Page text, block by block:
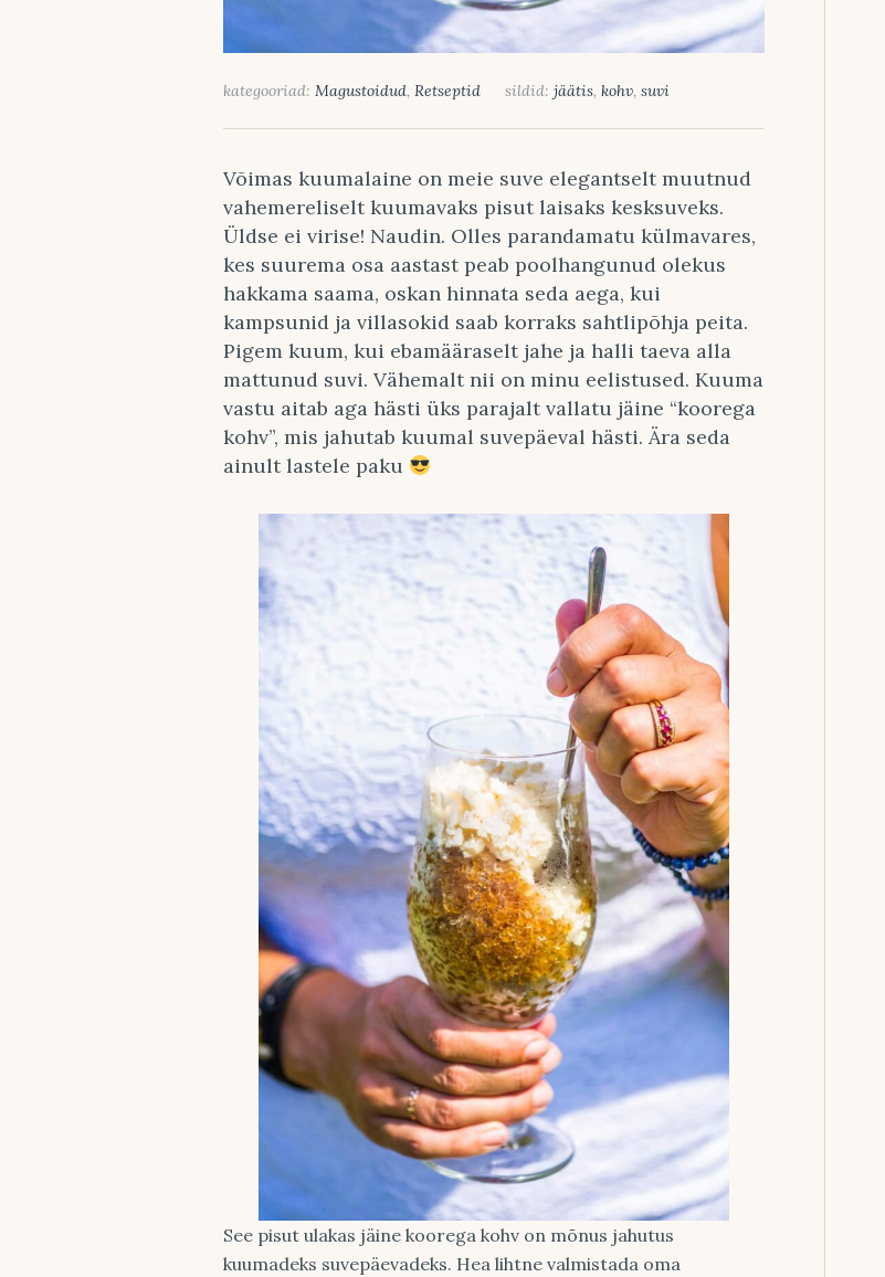
kategooriad: Magustoidud, Retseptid sildid: jäätis, kohv, suvi
Võimas kuumalaine on meie suve elegantselt muutnud
vahemereliselt kuumavaks pisut laisaks kesksuveks.
Üldse ei virise! Naudin. Olles parandamatu külmavares,
kes suurema osa aastast peab poolhangunud olekus
hakkama saama, oskan hinnata seda aega, kui
kampsunid ja villasokid saab korraks sahtlipõhja peita.
Pigem kuum, kui ebamääraselt jahe ja halli taeva alla
mattunud suvi. Vähemalt nii on minu eelistused. Kuuma
vastu aitab aga hästi üks parajalt vallatu jäine “koorega
kohv”, mis jahutab kuumal suvepäeval hästi. Ära seda
ainult lastele paku
See pisut ulakas jäine koorega kohv on mõnus jahutus
kuumadeks suvepäevadeks. Hea lihtne valmistada oma